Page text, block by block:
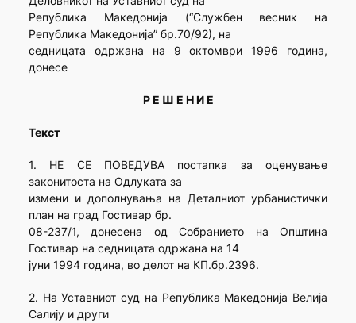
Република Македонија (“Службен весник на
Република Македонија” бр.70/92), на
седницата одржана на 9 октомври 1996 година,
донесе
Р Е Ш Е Н И Е
Текст
1. НЕ СЕ ПОВЕДУВА постапка за оценување
законитоста на Одлуката за
измени и дополнувања на Деталниот урбанистички
план на град Гостивар бр.
08-237/1, донесена од Собранието на Општина
Гостивар на седницата одржана на 14
јуни 1994 година, во делот на КП.бр.2396.
2. На Уставниот суд на Република Македонија Велија
Салију и други